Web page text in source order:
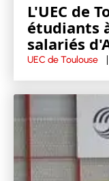
L'UEC de
étudiants
salariés
UEC de Toulouse